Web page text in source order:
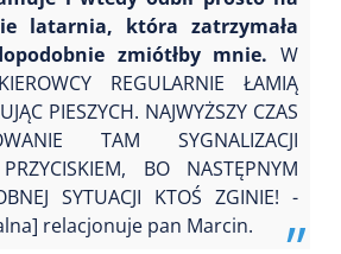
latarnia, która zatrzymała
zmiótłby mnie. W
REGULARNIE ŁAMIĄ
PIESZYCH. NAJWYŻSZY CZAS
TAM SYGNALIZACJI
BO NASTĘPNYM
SYTUACJI KTOŚ ZGINIE! -
relacjonuje pan Marcin.